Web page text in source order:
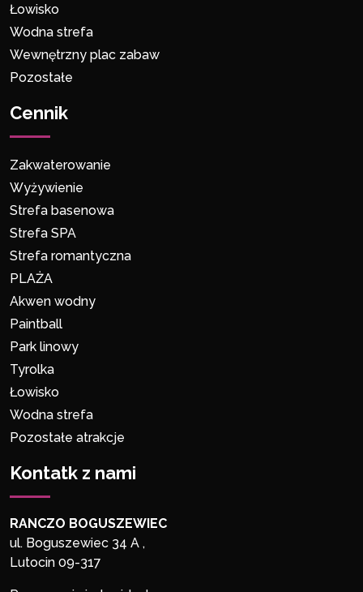
Łowisko
Wodna strefa
Wewnętrzny plac zabaw
Pozostałe
Cennik
Zakwaterowanie
Wyżywienie
Strefa basenowa
Strefa SPA
Strefa romantyczna
PLAŻA
Akwen wodny
Paintball
Park linowy
Tyrolka
Łowisko
Wodna strefa
Pozostałe atrakcje
Kontatk z nami
RANCZO BOGUSZEWIEC
ul. Boguszewiec 34 A ,
Lutocin 09-317